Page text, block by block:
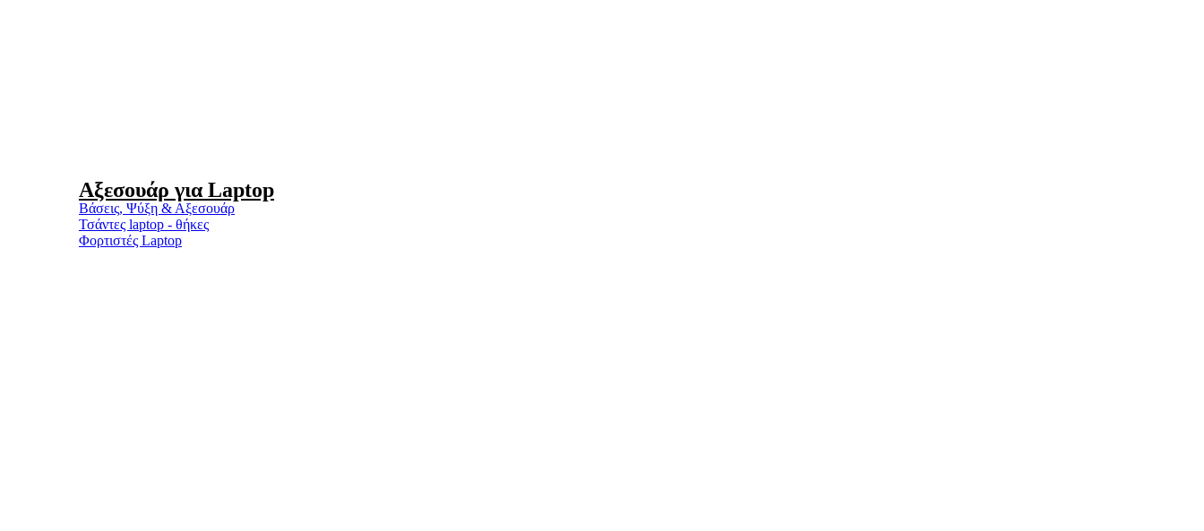
Αξεσουάρ για Laptop
Βάσεις, Ψύξη & Αξεσουάρ
Τσάντες laptop - θήκες
Φορτιστές Laptop